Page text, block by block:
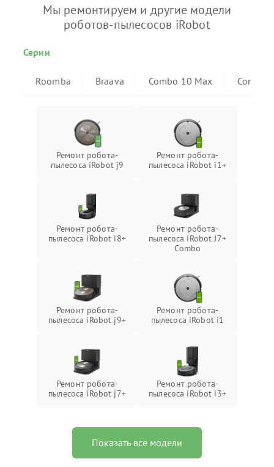
Мы ремонтируем и другие модели
роботов-пылесосов iRobot
Серии
Roomba Braava Combo 10 Max Combo
Ремонт робота-
пылесоса iRobot j9
Ремонт робота-
пылесоса iRobot i1+
Ремонт робота-
пылесоса iRobot i8+
Ремонт робота-
пылесоса iRobot J7+
Combo
Ремонт робота-
пылесоса iRobot j9+
Ремонт робота-
пылесоса iRobot i1
Ремонт робота-
пылесоса iRobot j7+
Ремонт робота-
пылесоса iRobot i3+
Показать все модели